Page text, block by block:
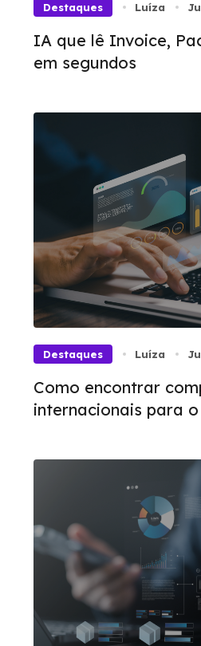
Destaques Luíza
IA que lê Invoice,
em segundos
Destaques Luíza
Como encontrar
internacionais para